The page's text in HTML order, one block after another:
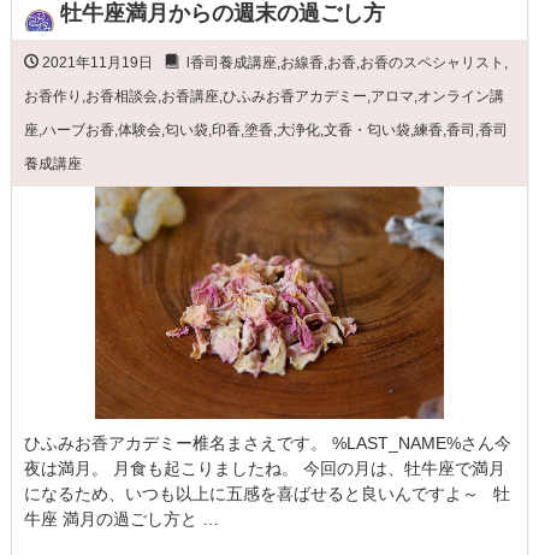
牡牛座満月からの週末の過ごし方
2021年11月19日 l香司養成講座,お線香,お香,お香のスペシャリスト ,
お香作り ,お香相談会,お香講座,ひふみお香アカデミー,アロマ,オンライン講
座,ハーブお香,体験会,匂い袋,印香,塗香,大浄化,文香・匂い袋,練香,香司 ,香司
養成講座
ひふみお香アカデミー椎名まさえです。 %LAST_NAME%さん今
夜は満月。 月食も起こりましたね。 今回の月は、牡牛座で満月
になるため、いつも以上に五感を喜ばせると良いんですよ～ 牡
牛座 満月の過ごし方と …